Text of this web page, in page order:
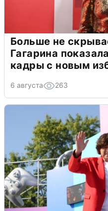
Больше не
Гагарина
кадры с новым
6 августа 263